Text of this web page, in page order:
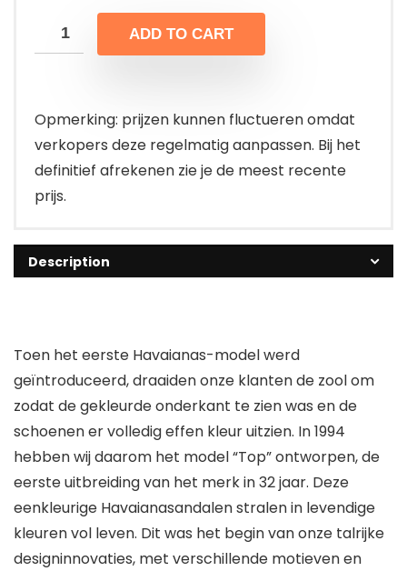
ADD TO CART
Opmerking: prijzen kunnen fluctueren omdat
verkopers deze regelmatig aanpassen. Bij het
definitief afrekenen zie je de meest recente
prijs.
Description
Toen het eerste Havaianas-model werd
geïntroduceerd, draaiden onze klanten de zool om
zodat de gekleurde onderkant te zien was en de
schoenen er volledig effen kleur uitzien. In 1994
hebben wij daarom het model “Top” ontworpen, de
eerste uitbreiding van het merk in 32 jaar. Deze
eenkleurige Havaianasandalen stralen in levendige
kleuren vol leven. Dit was het begin van onze talrijke
designinnovaties, met verschillende motieven en